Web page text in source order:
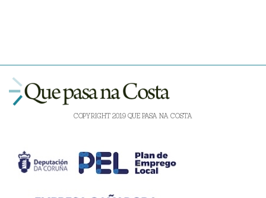
COPYRIGHT 2019 QUE PASA NA COSTA